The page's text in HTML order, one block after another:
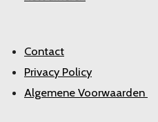
Contact
Privacy Policy
Algemene Voorwaarden